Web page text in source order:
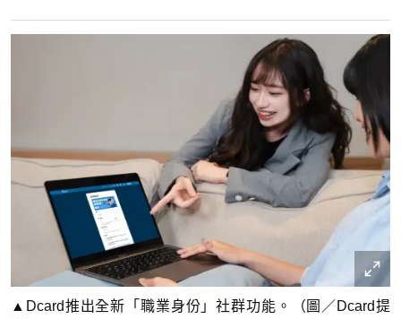
▲Dcard推出全新「職業身份」社群功能。（圖／Dcard提